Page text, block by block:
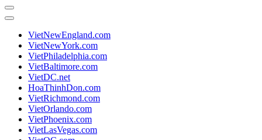
VietNewEngland.com
VietNewYork.com
VietPhiladelphia.com
VietBaltimore.com
VietDC.net
HoaThinhDon.com
VietRichmond.com
VietOrlando.com
VietPhoenix.com
VietLasVegas.com